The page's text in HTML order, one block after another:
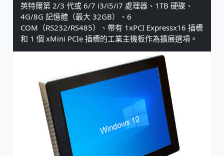
英特爾第 2/3 代或 6/7 i3/i5/i7 處理器、1TB 硬碟、
4G/8G 記憶體（最大 32GB）、6
COM（RS232/RS485）、帶有 1xPCI Expressx16 插槽
和 1 個 xMini PCIe 插槽的工業主機板作為擴展選項。